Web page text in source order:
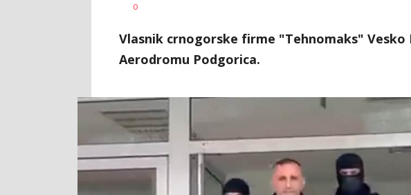
AUTOR
0
Vlasnik crnogorske firme "Tehnomaks" Vesko
Aerodromu Podgorica.